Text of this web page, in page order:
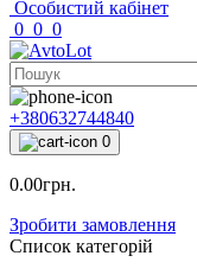
Особистий кабінет
0 0 0
+380632744840
0
0.00грн.
Зробити замовлення
Список категорій